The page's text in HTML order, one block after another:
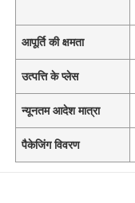
आपूर्ति की क्षमता
उत्पत्ति के प्लेस
न्यूनतम आदेश मात्रा
पैकेजिंग विवरण